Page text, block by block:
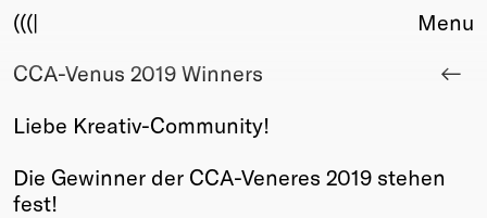
(((|
About
Award
Fair Work
TBD
Menu
CCA-Venus 2019 Winners
Liebe Kreativ-Community!
Die Gewinner der CCA-Veneres 2019 stehen
fest!